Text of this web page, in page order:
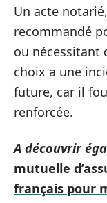
Un acte
recommandé
ou nécessitant
choix a une
future, car il
renforcée.
A découvrir
mutuelle
français pour